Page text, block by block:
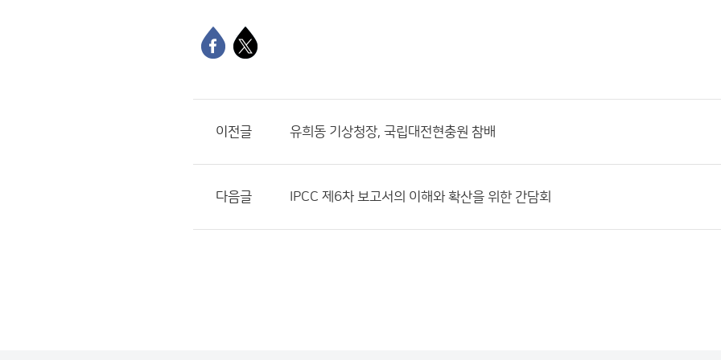
이전글 유희동 기상청장, 국립대전현충원 참배
다음글 IPCC 제6차 보고서의 이해와 확산을 위한 간담회